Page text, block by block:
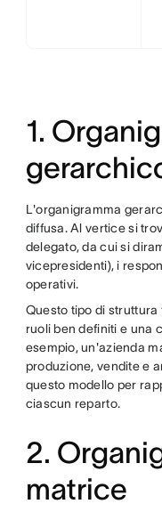
1.
L'organigramma
diffusa. Al vertice si
delegato, da cui si
vicepresidenti), i
operativi.
Questo tipo di
ruoli ben definiti e una
esempio, un'azienda
produzione, vendite e
questo modello per
ciascun reparto.
2.
matrice